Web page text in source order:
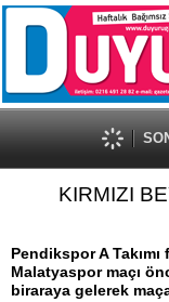
KIRMIZI
Pendikspor A
Malatyaspor maçı
biraraya gelerek